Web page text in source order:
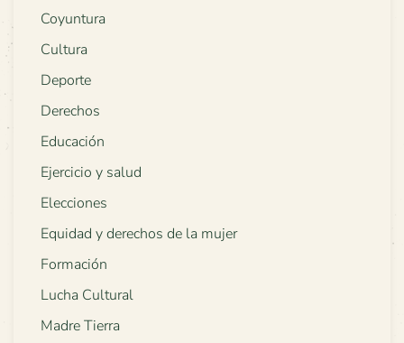
Coyuntura
Cultura
Deporte
Derechos
Educación
Ejercicio y salud
Elecciones
Equidad y derechos de la mujer
Formación
Lucha Cultural
Madre Tierra